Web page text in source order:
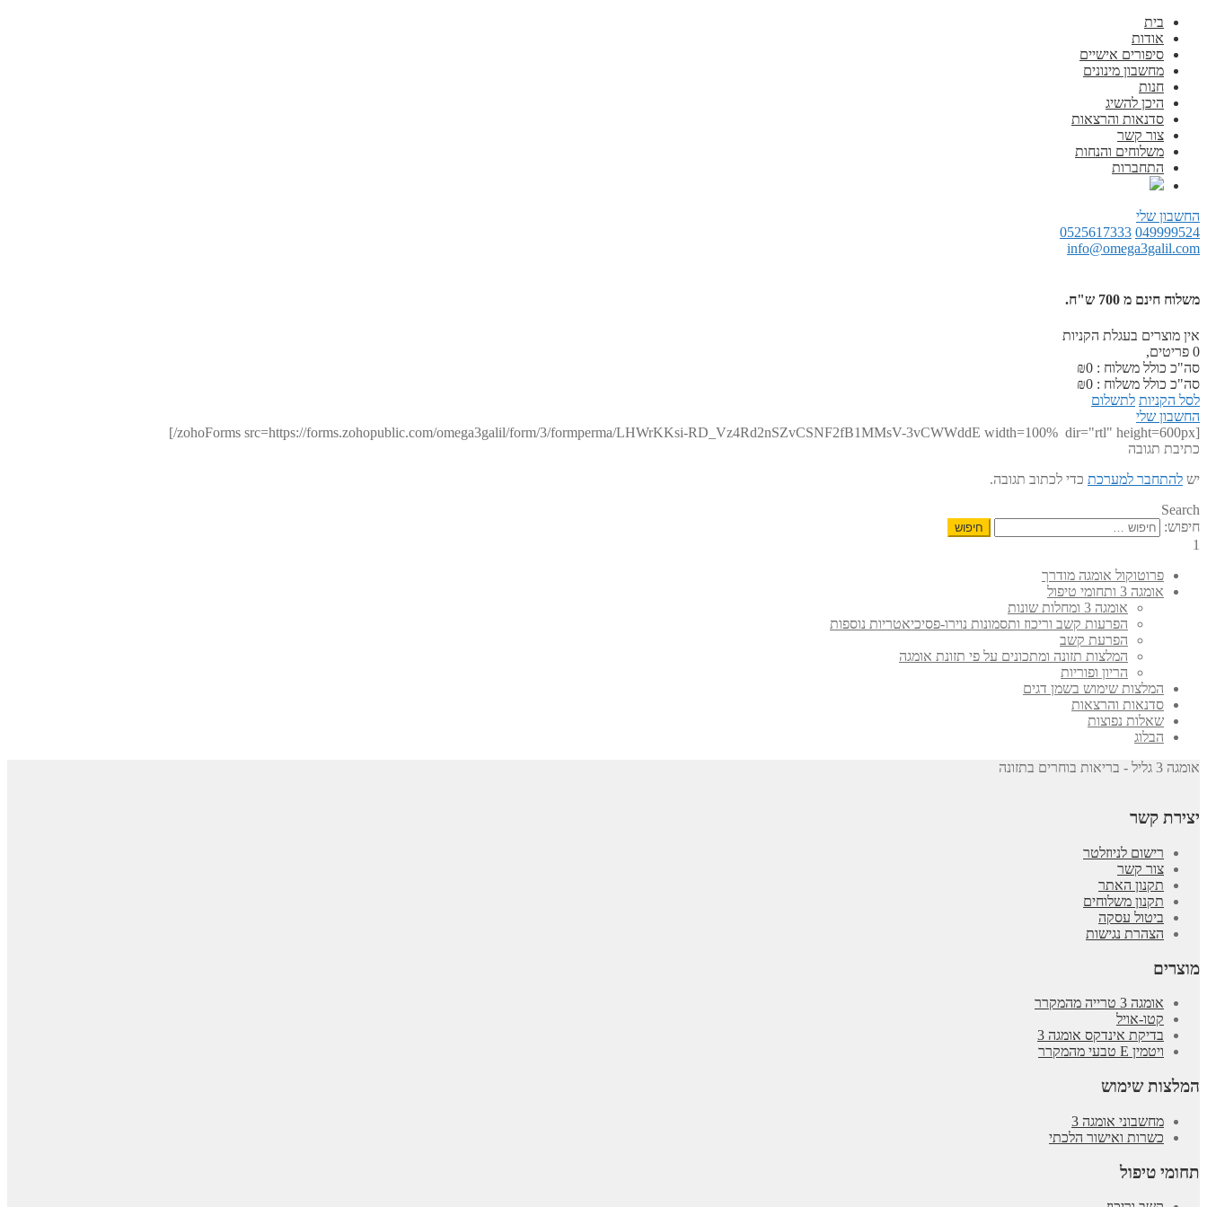
בית
אודות
סיפורים אישיים
מחשבון מינונים
חנות
היכן להשיג
סדנאות והרצאות
צור קשר
משלוחים והנחות
התחברות
החשבון שלי
049999524
0525617333
info@omega3galil.com
משלוח חינם מ 700 ש"ח.
אין מוצרים בעגלת הקניות
0 פריטים,
סה"כ כולל משלוח :
₪0
סה"כ כולל משלוח :
₪0
לסל הקניות לתשלום
החשבון שלי
[zohoForms src=https://forms.zohopublic.com/omega3galil/form/3/formperma/LHWrKKsi-RD_Vz4Rd2nSZvCSNF2fB1MMsV-3vCWWddE width=100% dir="rtl" height=600px/]
כתיבת תגובה
יש להתחבר למערכת כדי לכתוב תגובה.
Search
חיפוש:
1
פרוטוקול אומגה מודרך
אומגה 3 ותחומי טיפול
אומגה 3 ומחלות שונות
הפרעות קשב וריכוז ותסמונות נוירו-פסיכיאטריות נוספות
הפרעת קשב
המלצות תזונה ומתכונים על פי תזונת אומגה
הריון ופוריות
המלצות שימוש בשמן דגים
סדנאות והרצאות
שאלות נפוצות
הבלוג
אומגה 3 גליל - בריאות בוחרים בתזונה
יצירת קשר
רישום לניוזלטר
צור קשר
תקנון האתר
תקנון משלוחים
ביטול עסקה
הצהרת נגישות
מוצרים
אומגה 3 טרייה מהמקרר
קטו-אויל
בדיקת אינדקס אומגה 3
ויטמין E טבעי מהמקרר
המלצות שימוש
מחשבוני אומגה 3
כשרות ואישור הלכתי
תחומי טיפול